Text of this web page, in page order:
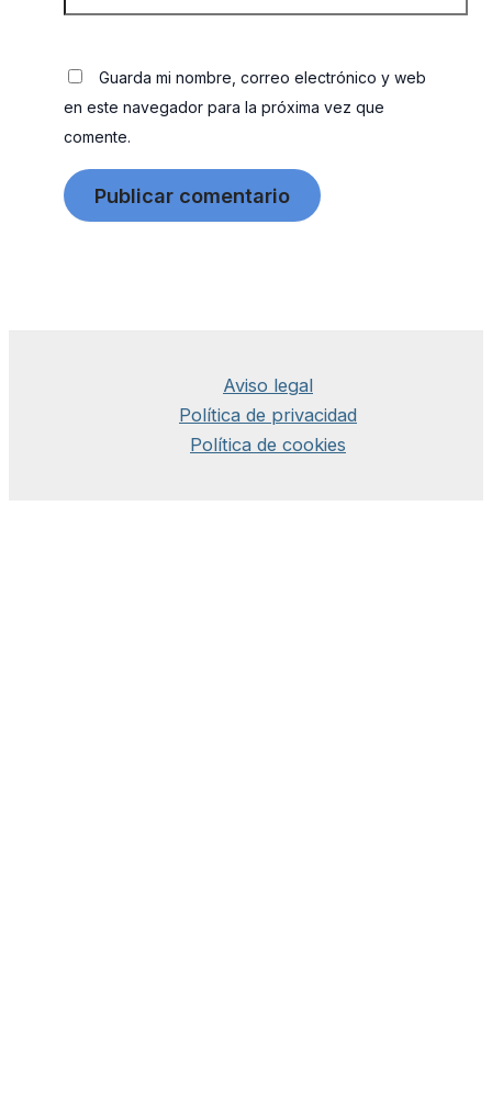
Guarda mi nombre, correo electrónico y web
en este navegador para la próxima vez que
comente.
Aviso legal
Política de privacidad
Política de cookies